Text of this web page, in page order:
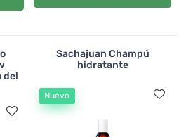
del
Sachajuan Champú
hidratante
Nuevo